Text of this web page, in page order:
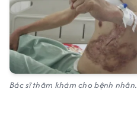
Bác sĩ thăm khám cho bệnh nhân.